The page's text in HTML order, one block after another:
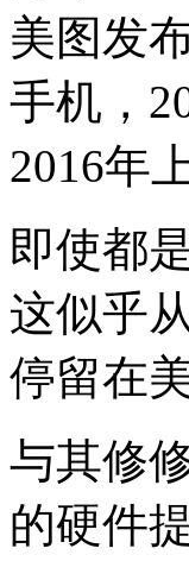
美图发
手机，
2016年
即使都
这似乎
停留在
与其修
的硬件